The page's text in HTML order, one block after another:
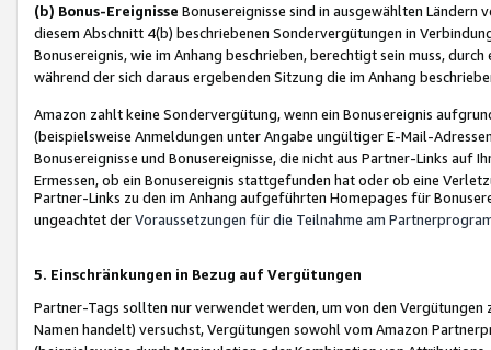
(b) Bonus-Ereignisse Bonusereignisse sind in ausgewählten Ländern
diesem Abschnitt 4(b) beschriebenen Sondervergütungen in
Bonusereignis, wie im Anhang beschrieben, berechtigt sein muss,
während der sich daraus ergebenden Sitzung die im Anhang
Amazon zahlt keine Sondervergütung, wenn ein Bonusereignis
(beispielsweise Anmeldungen unter Angabe ungültiger E-Mail-
Bonusereignisse und Bonusereignisse, die nicht aus Partner-Links auf
Ermessen, ob ein Bonusereignis stattgefunden hat oder ob eine
Partner-Links zu den im Anhang aufgeführten Homepages für
ungeachtet derVoraussetzungen für die Teilnahme am
5. Einschränkungen in Bezug auf Vergütungen
Partner-Tags sollten nur verwendet werden, um von den
Namen handelt) versuchst, Vergütungen sowohl vom Amazon